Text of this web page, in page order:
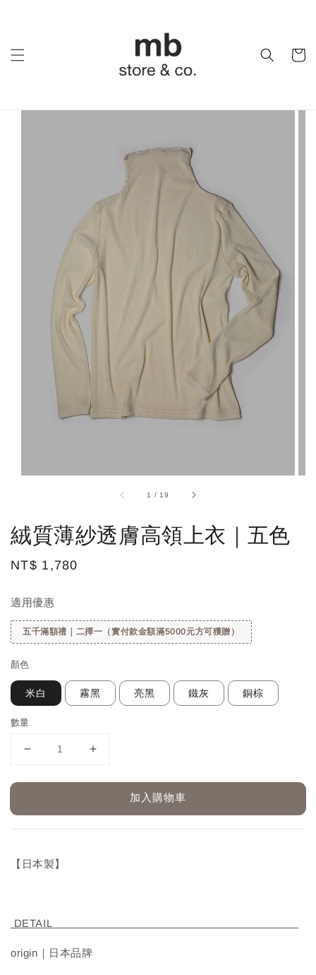
1 / 19
絨質薄紗透膚高領上衣｜五色
Regular
NT$ 1,780
適用優惠
五千滿額禮｜二擇一（實付款金額滿5000元方可獲贈）
顏色
米白 霧黑 亮黑 鐵灰 銅棕
數量
加入購物車
【日本製】
DETAIL
origin｜日本品牌